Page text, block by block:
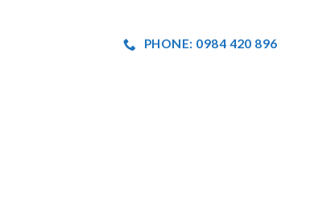
PHONE: 0984 420 896